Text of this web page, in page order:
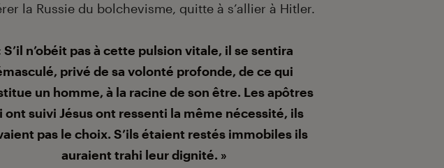
la Russie du bolchevisme, quitte à s’allier à Hitler.
S’il n’obéit pas à cette pulsion vitale, il se sentira
privé de sa volonté profonde, de ce qui
un homme, à la racine de son être. Les apôtres
ont suivi Jésus ont ressenti la même nécessité, ils
pas le choix. S’ils étaient restés immobiles ils
auraient trahi leur dignité. »